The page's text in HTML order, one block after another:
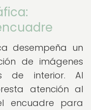
desempeña un
de imágenes
de interior. Al
atención al
encuadre para